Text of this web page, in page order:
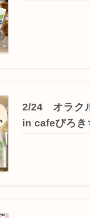
2/24 オラク
in cafeぴろ